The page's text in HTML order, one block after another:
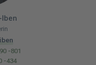
Iben
-801
-434